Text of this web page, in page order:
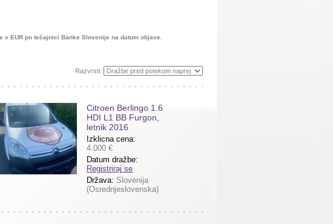
EUR po tečajnici Banke Slovenije na datum objave.
Razvrsti:
Citroen Berlingo 1.6
HDI L1 BB Furgon,
letnik 2016
Izklicna cena:
4.000 €
Datum dražbe:
Registriraj se
Država: Slovenija
(Osrednjeslovenska)